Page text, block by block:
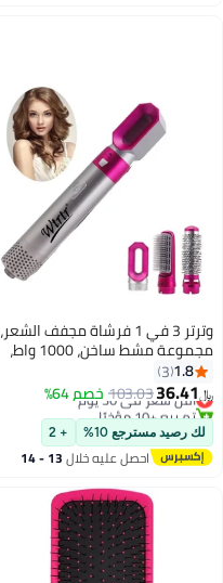
وترتر 3 في 1 فرشاة مجفف الشعر،
مجموعة مشط ساخن، 1000 واط،
أداة تجعيد الشعر بالهواء الساخن
وأداة تصفيف الشعر، فرشاة تجعيد
مناسبة لأنواع الشعر النسائية
1.8
3
﷼‏36.41
103.03خصم 64% أقل سعر في 30 يوم
تم بيع +10 مؤخرًا
أقل سعر في 30 يوم
لك رصيد مسترجع 10% + 2
احصل عليه خلال 13 - 14